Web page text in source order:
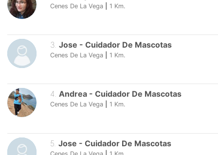
Cenes De La Vega 1 Km.
3. Jose - Cuidador De Mascotas
Cenes De La Vega 1 Km.
4. Andrea - Cuidador De Mascotas
Cenes De La Vega 1 Km.
5 Jose - Cuidador De Mascotas